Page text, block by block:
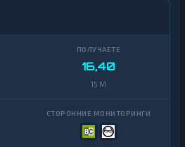
16,40
15 M